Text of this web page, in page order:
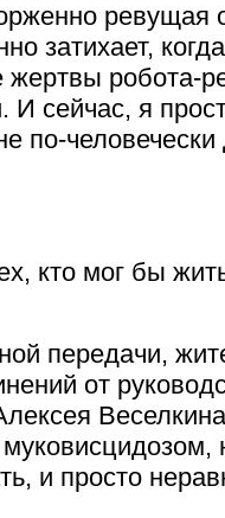
ревущая
затихает,
жертвы робота-
И сейчас, я
по-
кто мог бы
передачи,
от
и просто